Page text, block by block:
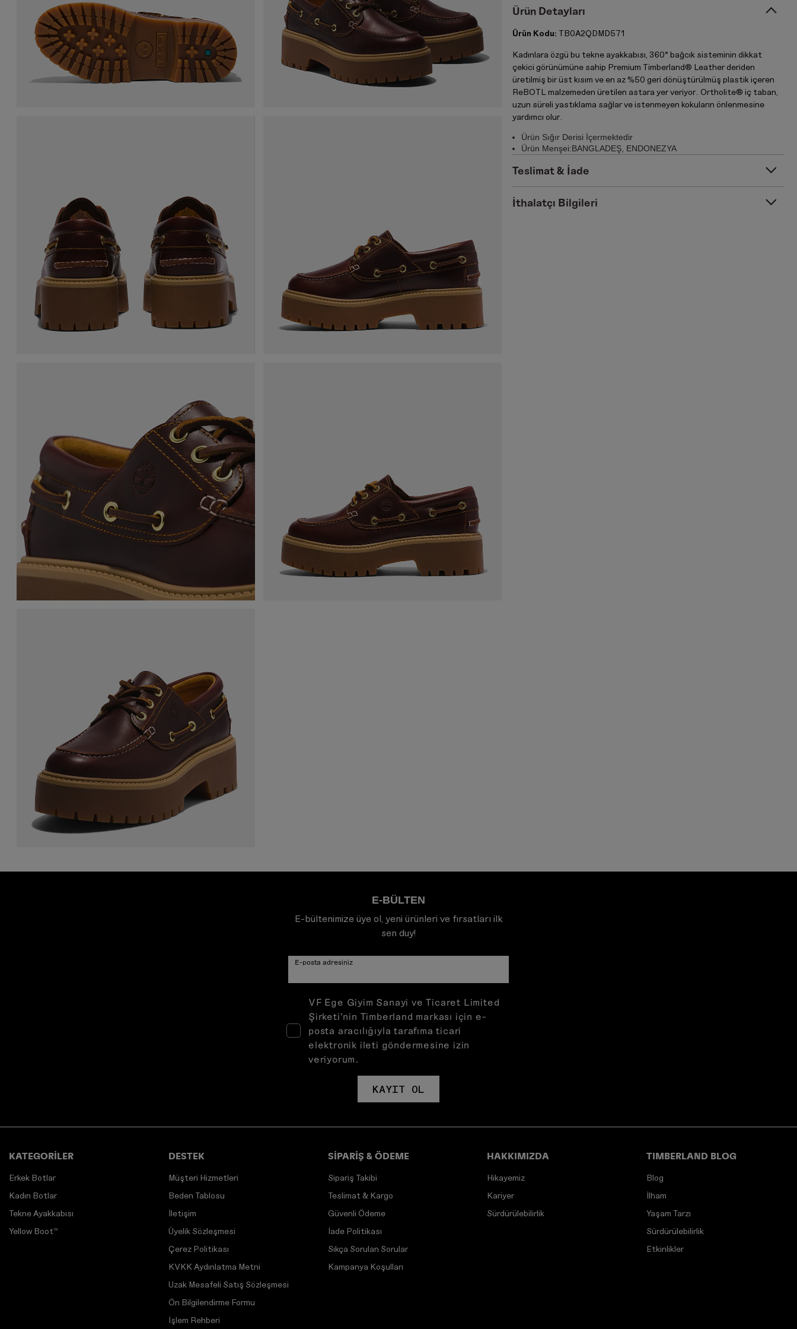
Ürün Detayları
Ürün Kodu: TB0A2QDMD571
Kadınlara özgü bu tekne ayakkabısı, 360° bağcık sisteminin dikkat
çekici görünümüne sahip Premium Timberland® Leather deriden
üretilmiş bir üst kısım ve en az %50 geri dönüştürülmüş plastik içeren
ReBOTL malzemeden üretilen astara yer veriyor. Ortholite® iç taban,
uzun süreli yastıklama sağlar ve istenmeyen kokuların önlenmesine
yardımcı olur.
Ürün Sığır Derisi İçermektedir
Ürün Menşei:BANGLADEŞ, ENDONEZYA
Teslimat & İade
İthalatçı Bilgileri
E-BÜLTEN
E-bültenimize üye ol, yeni ürünleri ve fırsatları ilk
sen duy!
E-posta adresiniz
VF Ege Giyim Sanayi ve Ticaret Limited
Şirketi’nin Timberland markası için e-
posta aracılığıyla tarafıma ticari
elektronik ileti göndermesine izin
veriyorum.
KAYIT OL
KATEGORİLER
Erkek Botlar
Kadın Botlar
Tekne Ayakkabısı
Yellow Boot™
DESTEK
Müşteri Hizmetleri
Beden Tablosu
İletişim
Üyelik Sözleşmesi
Çerez Politikası
KVKK Aydınlatma Metni
Uzak Mesafeli Satış Sözleşmesi
Ön Bilgilendirme Formu
İşlem Rehberi
SİPARİŞ & ÖDEME
Sipariş Takibi
Teslimat & Kargo
Güvenli Ödeme
İade Politikası
Sıkça Sorulan Sorular
Kampanya Koşulları
HAKKIMIZDA
Hikayemiz
Kariyer
Sürdürülebilirlik
TIMBERLAND BLOG
Blog
İlham
Yaşam Tarzı
Sürdürülebilirlik
Etkinlikler